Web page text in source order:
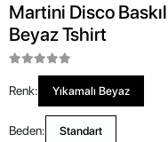
Martini Disco
Beyaz Tshirt
Renk: Yıkamalı Beyaz
Beden: Standart